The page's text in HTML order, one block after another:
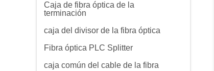
Caja de fibra óptica de la
terminación
caja del divisor de la fibra óptica
Fibra óptica PLC Splitter
caja común del cable de la fibra